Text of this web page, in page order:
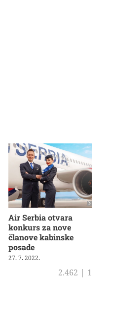
Air Serbia otvara
konkurs za nove
članove kabinske
posade
27. 7. 2022.
2.462 | 1